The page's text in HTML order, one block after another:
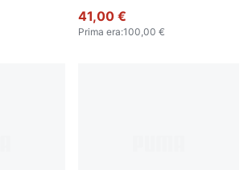
41,00 €
Prima era:100,00 €